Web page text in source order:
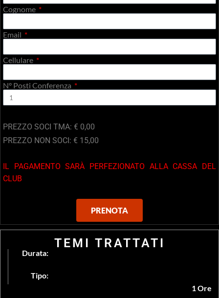
Cognome
Email
Cellulare
N° Posti Conferenza
PREZZO SOCI TMA: € 0,00
PREZZO NON SOCI: € 15,00
IL PAGAMENTO SARÀ PERFEZIONATO ALLA CASSA DEL
CLUB
PRENOTA
TEMI TRATTATI
Durata:
Tipo:
1 Ore